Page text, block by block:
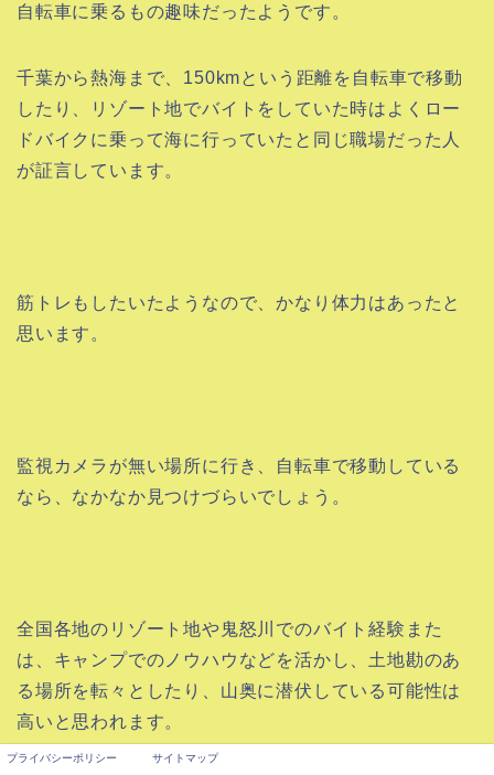
自転車に乗るもの趣味だったようです。
千葉から熱海まで、150kmという距離を自転車で移動
したり、リゾート地でバイトをしていた時はよくロー
ドバイクに乗って海に行っていたと同じ職場だった人
が証言しています。
筋トレもしたいたようなので、かなり体力はあったと
思います。
監視カメラが無い場所に行き、自転車で移動している
なら、なかなか見つけづらいでしょう。
全国各地のリゾート地や鬼怒川でのバイト経験また
は、キャンプでのノウハウなどを活かし、土地勘のあ
る場所を転々としたり、山奥に潜伏している可能性は
高いと思われます。
プライバシーポリシー サイトマップ